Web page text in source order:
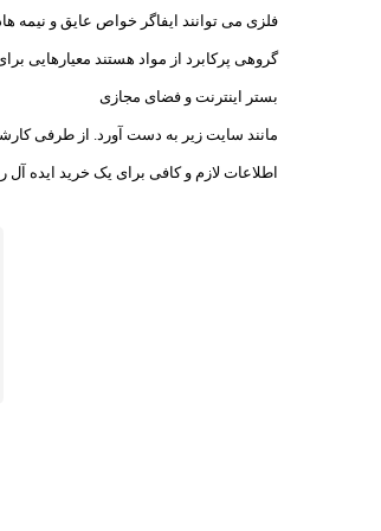
فلزی می توانند ایفاگر خواص عایق و نیمه
گروهی پرکابرد از مواد هستند معیارهایی
بستر اینترنت و فضای مجازی
مانند سایت زیر به دست آورد. از طرفی
اطلاعات لازم و کافی برای یک خرید ایده آل